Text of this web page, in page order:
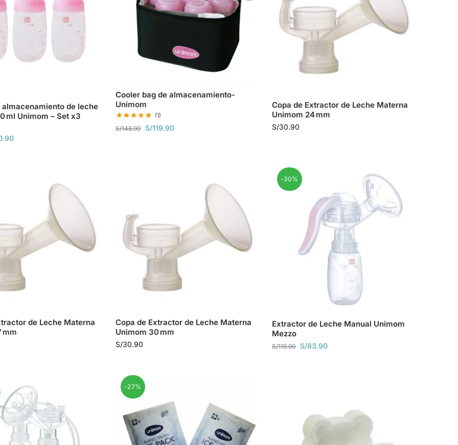
almacenamiento de leche
ml Unimom – Set x3
Cooler bag de almacenamiento-
Unimom
(1)
S/148.90 S/119.90
Copa de Extractor de Leche Materna
Unimom 24 mm
S/30.90
de Leche Materna
mm
Copa de Extractor de Leche Materna
Unimom 30 mm
S/30.90
-30%
Extractor de Leche Manual Unimom
Mezzo
S/119.90 S/83.90
-27%